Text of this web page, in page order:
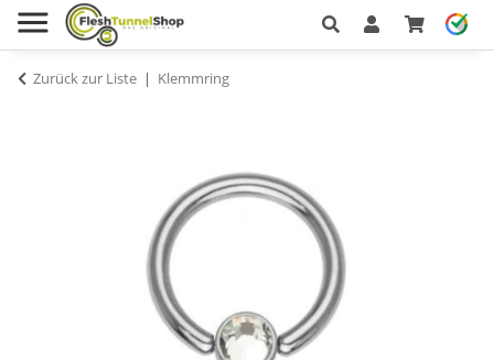
Zurück zur Liste Klemmring